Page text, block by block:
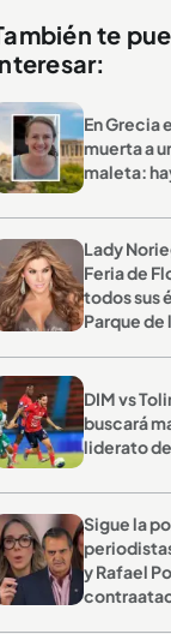
te
En Grecia
muerta a
maleta:
Lady
Feria de
todos sus
Parque de
DIM vs
buscará
liderato
Sigue la
y Rafael